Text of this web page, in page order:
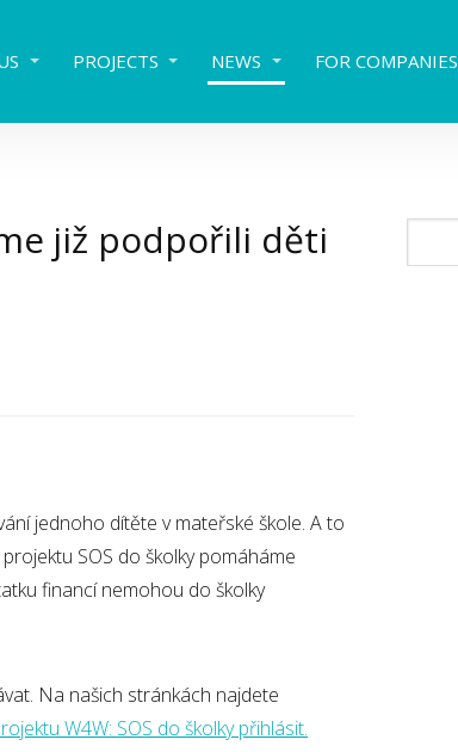
PROJECTS NEWS FOR COMPANIES
již podpořili děti
jednoho dítěte v mateřské škole. A to
SOS do školky pomáháme
financí nemohou do školky
Na našich stránkách najdete
W4W: SOS do školky přihlásit.